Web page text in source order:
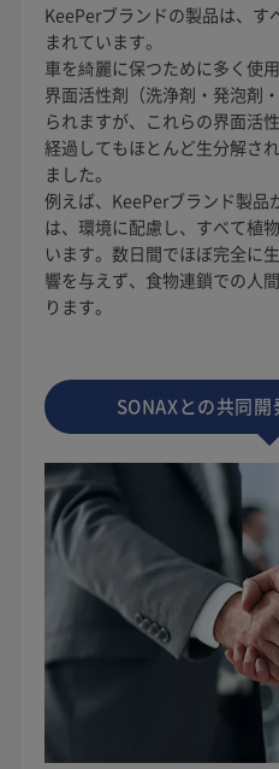
KeePerブランドの製品は、す
まれています。
車を綺麗に保つために多く使
界面活性剤（洗浄剤・発泡剤
られますが、これらの界面活
経過してもほとんど生分解さ
ました。
例えば、KeePerブランド製品
は、環境に配慮し、すべて植
います。数日間でほぼ完全に
響を与えず、食物連鎖での人
ります。
SONAXとの共同